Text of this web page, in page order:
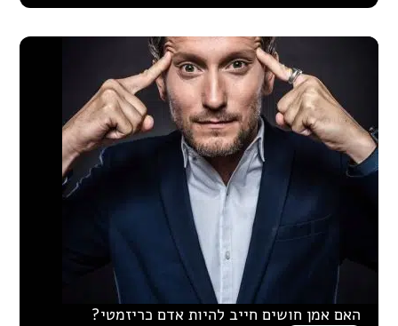
האם אמן חושים חייב להיות אדם כריזמטי?